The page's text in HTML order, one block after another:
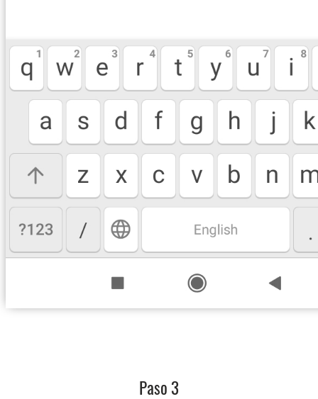
Paso 3